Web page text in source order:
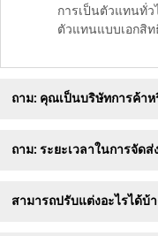
การเป็นตัวแทนทั่
ตัวแทนแบบเอกสิท
ถาม: คุณเป็นบริษัทการค้าห
ถาม: ระยะเวลาในการจัด
สามารถปรับแต่งอะไรได้บ้า